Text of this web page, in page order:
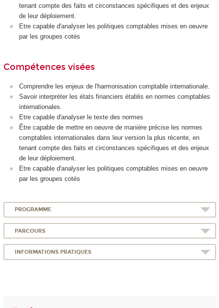
tenant compte des faits et circonstances spécifiques et des enjeux
de leur déploiement.
Etre capable d'analyser les politiques comptables mises en oeuvre
par les groupes cotés
Compétences visées
Comprendre les enjeux de l'harmonisation comptable internationale.
Savoir interpréter les états financiers établis en normes comptables
internationales.
Etre capable d'analyser le texte des normes
Être capable de mettre en oeuvre de manière précise les normes
comptables internationales dans leur version la plus récente, en
tenant compte des faits et circonstances spécifiques et des enjeux
de leur déploiement.
Etre capable d'analyser les politiques comptables mises en oeuvre
par les groupes cotés
PROGRAMME
PARCOURS
INFORMATIONS PRATIQUES